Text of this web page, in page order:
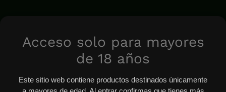
Acceso solo para mayores
de 18 años
Este sitio web contiene productos destinados únicamente